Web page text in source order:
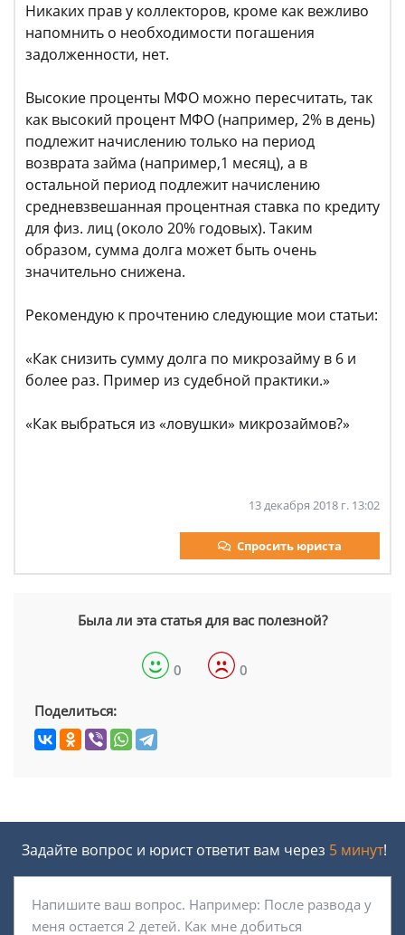
Никаких прав у коллекторов, кроме как вежливо
напомнить о необходимости погашения
задолженности, нет.
Высокие проценты МФО можно пересчитать, так
как высокий процент МФО (например, 2% в день)
подлежит начислению только на период
возврата займа (например,1 месяц), а в
остальной период подлежит начислению
средневзвешанная процентная ставка по кредиту
для физ. лиц (около 20% годовых). Таким
образом, сумма долга может быть очень
значительно снижена.
Рекомендую к прочтению следующие мои статьи:
«Как снизить сумму долга по микрозайму в 6 и
более раз. Пример из судебной практики.»
«Как выбраться из «ловушки» микрозаймов?»
13 декабря 2018 г. 13:02
Спросить юриста
Была ли эта статья для вас полезной?
0 0
Поделиться:
Задайте вопрос и юрист ответит вам через 5 минут!